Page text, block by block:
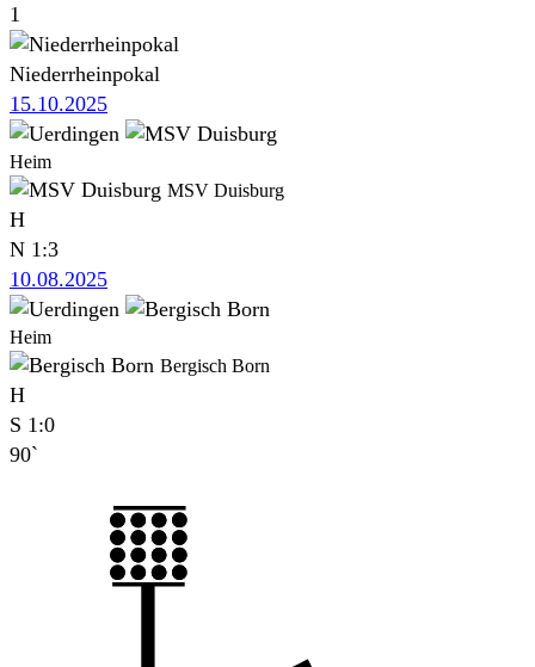
1
Niederrheinpokal
15.10.2025
Heim
MSV Duisburg
H
N 1:3
10.08.2025
Heim
Bergisch Born
H
S 1:0
90`